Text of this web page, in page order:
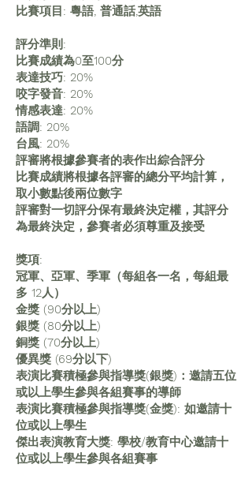
比賽項目: 粵語, 普通話,英語
評分準則:
比賽成績為0至100分
表達技巧: 20%
咬字發音: 20%
情感表達: 20%
語調: 20%
台風: 20%
評審將根據參賽者的表作出綜合評分
比賽成績將根據各評審的總分平均計算，
取小數點後兩位數字
評審對一切評分保有最終決定權，其評分
為最終決定，參賽者必須尊重及接受
獎項:
冠軍、亞軍、季軍（每組各一名，每組最
多 12人）
金獎 (90分以上)
銀獎 (80分以上)
銅獎 (70分以上)
優異獎 (69分以下)
表演比賽積極參與指導獎(銀獎)：邀請五位
或以上學生參與各組賽事的導師
表演比賽積極參與指導獎(金獎): 如邀請十
位或以上學生
傑出表演教育大獎: 學校/教育中心邀請十
位或以上學生參與各組賽事